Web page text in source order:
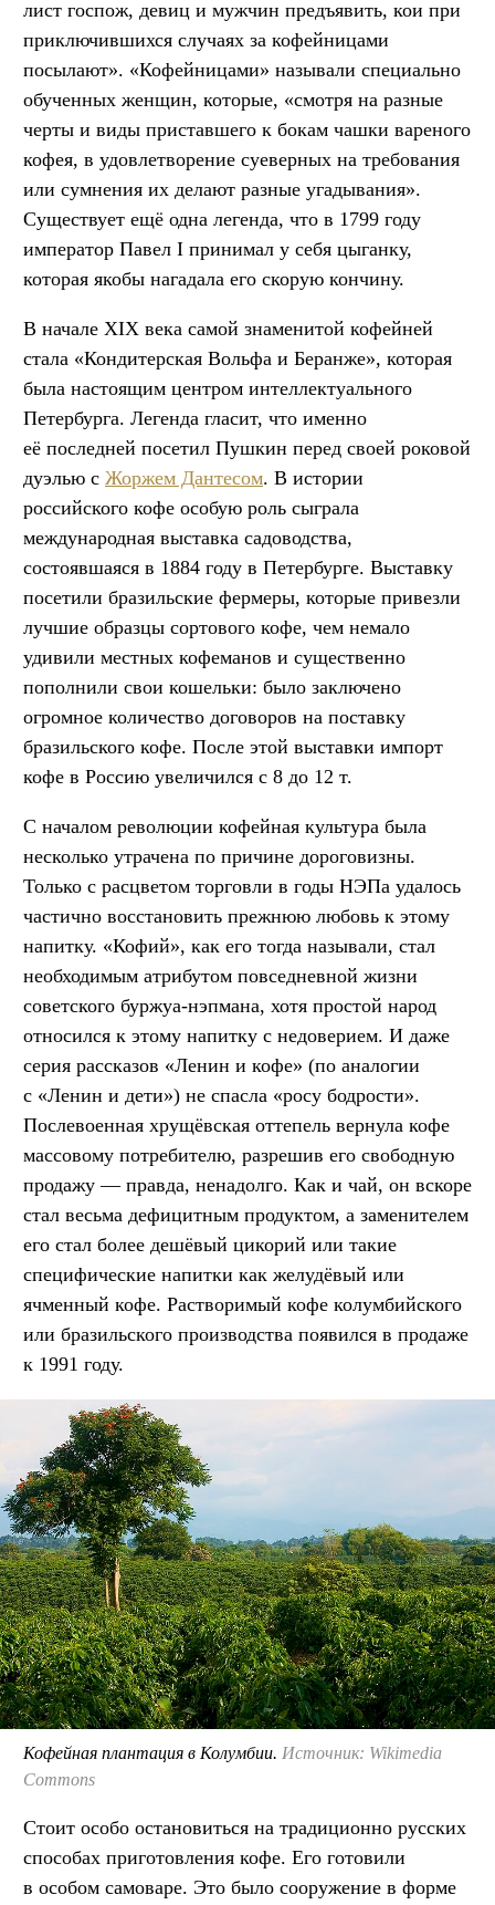
лист госпож, девиц и мужчин предъявить, кои при
приключившихся случаях за кофейницами
посылают». «Кофейницами» называли специально
обученных женщин, которые, «смотря на разные
черты и виды приставшего к бокам чашки вареного
кофея, в удовлетворение суеверных на требования
или сумнения их делают разные угадывания».
Существует ещё одна легенда, что в 1799 году
император Павел I принимал у себя цыганку,
которая якобы нагадала его скорую кончину.
В начале XIX века самой знаменитой кофейней
стала «Кондитерская Вольфа и Беранже», которая
была настоящим центром интеллектуального
Петербурга. Легенда гласит, что именно
её последней посетил Пушкин перед своей роковой
дуэлью с Жоржем Дантесом. В истории
российского кофе особую роль сыграла
международная выставка садоводства,
состоявшаяся в 1884 году в Петербурге. Выставку
посетили бразильские фермеры, которые привезли
лучшие образцы сортового кофе, чем немало
удивили местных кофеманов и существенно
пополнили свои кошельки: было заключено
огромное количество договоров на поставку
бразильского кофе. После этой выставки импорт
кофе в Россию увеличился с 8 до 12 т.
С началом революции кофейная культура была
несколько утрачена по причине дороговизны.
Только с расцветом торговли в годы НЭПа удалось
частично восстановить прежнюю любовь к этому
напитку. «Кофий», как его тогда называли, стал
необходимым атрибутом повседневной жизни
советского буржуа-нэпмана, хотя простой народ
относился к этому напитку с недоверием. И даже
серия рассказов «Ленин и кофе» (по аналогии
с «Ленин и дети») не спасла «росу бодрости».
Послевоенная хрущёвская оттепель вернула кофе
массовому потребителю, разрешив его свободную
продажу — правда, ненадолго. Как и чай, он вскоре
стал весьма дефицитным продуктом, а заменителем
его стал более дешёвый цикорий или такие
специфические напитки как желудёвый или
ячменный кофе. Растворимый кофе колумбийского
или бразильского производства появился в продаже
к 1991 году.
Кофейная плантация в Колумбии. Источник: Wikimedia
Commons
Стоит особо остановиться на традиционно русских
способах приготовления кофе. Его готовили
в особом самоваре. Это было сооружение в форме